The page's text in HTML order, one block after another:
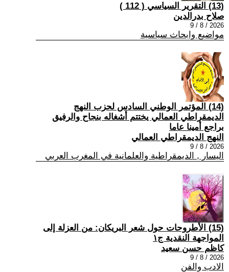
(13) التقرير السياسي ( 112 )
صلاح بدرالدين
2026 / 8 / 9
مواضيع وابحاث سياسية
(14) المؤتمر الوطني السادس لحزب النهج
الديمقراطي العمالي يختتم أشغاله بنجاح والرفيق
براجع أمينا عاما
النهج الديمقراطي العمالي
2026 / 8 / 9
اليسار , الديمقراطية والعلمانية في المغرب العربي
(15) الأطروحات حول شعر البريكان: من العزلة إلى
المواجهة النقدية ج١
كاظم حسن سعيد
2026 / 8 / 9
الادب والفن